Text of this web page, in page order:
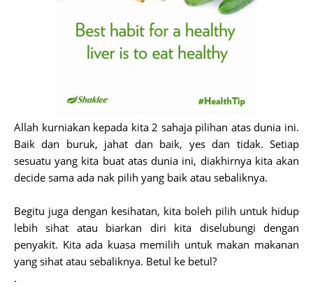
Allah kurniakan kepada kita 2 sahaja pilihan atas dunia ini.
Baik dan buruk, jahat dan baik, yes dan tidak. Setiap
sesuatu yang kita buat atas dunia ini, diakhirnya kita akan
decide sama ada nak pilih yang baik atau sebaliknya.
Begitu juga dengan kesihatan, kita boleh pilih untuk hidup
lebih sihat atau biarkan diri kita diselubungi dengan
penyakit. Kita ada kuasa memilih untuk makan makanan
yang sihat atau sebaliknya. Betul ke betul?
.